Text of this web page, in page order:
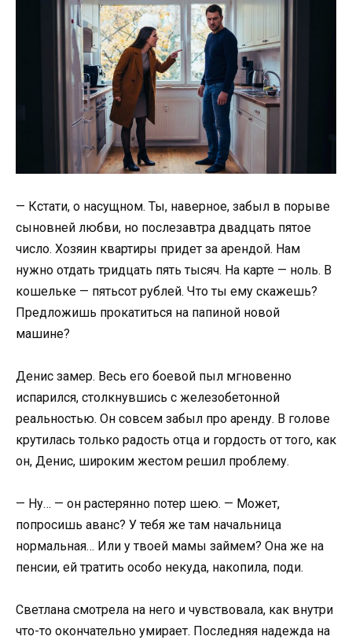
— Кстати, о насущном. Ты, наверное, забыл в порыве
сыновней любви, но послезавтра двадцать пятое
число. Хозяин квартиры придет за арендой. Нам
нужно отдать тридцать пять тысяч. На карте — ноль. В
кошельке — пятьсот рублей. Что ты ему скажешь?
Предложишь прокатиться на папиной новой
машине?
Денис замер. Весь его боевой пыл мгновенно
испарился, столкнувшись с железобетонной
реальностью. Он совсем забыл про аренду. В голове
крутилась только радость отца и гордость от того, как
он, Денис, широким жестом решил проблему.
— Ну… — он растерянно потер шею. — Может,
попросишь аванс? У тебя же там начальница
нормальная… Или у твоей мамы займем? Она же на
пенсии, ей тратить особо некуда, накопила, поди.
Светлана смотрела на него и чувствовала, как внутри
что-то окончательно умирает. Последняя надежда на